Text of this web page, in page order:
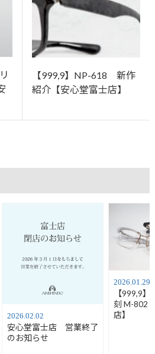
【999,9】NP-618 新作
紹介【安心堂富士店】
2026.02.02
安心堂富士店 営業終了
のお知らせ
2026.01.29
【999,9
刻 M-802
店】